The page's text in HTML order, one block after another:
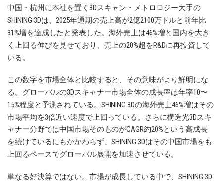
中国・杭州に本社を置く3Dスキャン・メトロロジー大手の
SHINING 3Dは、2025年通期の売上高が2億2100万ドルと前年比
31%増を達成したと発表した。海外売上は46%増と国内を大き
く上回る伸びを見せており、売上の20%超をR&Dに再投資して
いる。
この数字を市場全体と比較すると、その意味がより鮮明にな
る。グローバルの3Dスキャナー市場全体の成長率は年率10〜
15%程度と予測されている。SHINING 3Dの海外売上46%増はその
市場平均を3倍近い速度で上回っている。さらに構造光3Dスキ
ャナー分野では中国市場そのものがCAGR約20%という高成長
を続けているにもかかわらず、SHINING 3Dはその中国市場をも
上回るペースでグローバル展開を加速させている。
単なる好決算ではない。市場が成長している中で、SHINING 3D